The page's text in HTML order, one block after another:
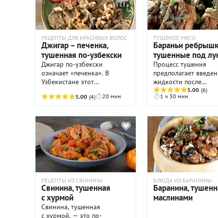
РЕЦЕПТЫ ДЛЯ КРАСИВЫХ ВОЛОС
Джигар – печенка,
тушенная по-узбекски
Джигар по-узбекски
означает «печенка». В
Узбекистане этот
готовить. Один из самых
простых и эффектных
вариантов – обжаривание с
луком в бараньем жире с
последующим тушением.
Бараний жир в этом блюде
можно заменить топленым
маслом.
5.00 (4) 20 мин
ТУШЕНОЕ МЯСО
Бараньи
тушенные под
Процесс тушения
предполагает
жидкости после
обжаривания. Но
же эффектнее будет
если пресловутой
жидкостью будет не
или бульон, а
на есть
Например, луковый.
будем выжимать сок
луковиц. Природа, а
законы физики и
справятся с
самостоятельно.
5.00 (6)
1 ч 30 мин
РЕЦЕПТЫ ИЗ СВИНИНЫ
Свинина, тушенная
с хурмой
Свинина, тушенная
с хурмой, — это по-
БЛЮДА ИЗ БАРАНИНЫ
Баранина,
маслинами